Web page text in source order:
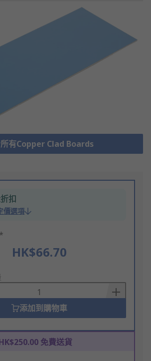
有Copper Clad Boards
扣
價選項
HK$66.70
添加到購物車
免費送貨